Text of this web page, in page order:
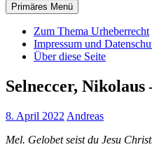
Primäres Menü
Zum Thema Urheberrecht
Impressum und
Über diese Seite
Selneccer, Nikolaus
8. April 2022 Andreas
Mel. Gelobet seist du Jesu